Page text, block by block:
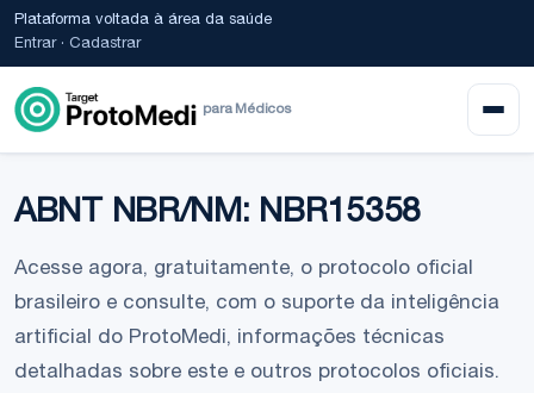
Plataforma voltada à área da saúde
Entrar· Cadastrar
para Médicos
ABNT NBR/NM: NBR15358
Acesse agora, gratuitamente, o protocolo oficial
brasileiro e consulte, com o suporte da inteligência
artificial do ProtoMedi, informações técnicas
detalhadas sobre este e outros protocolos oficiais.